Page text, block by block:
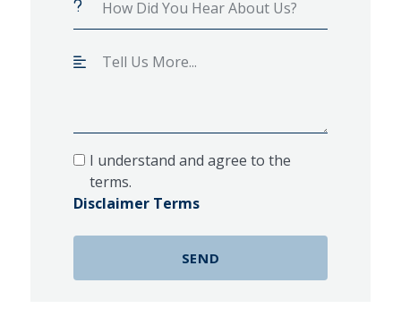
I understand and agree to the
terms.
Disclaimer Terms